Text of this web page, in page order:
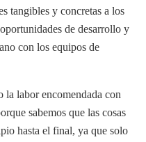
tangibles y concretas a los
de desarrollo y
con los equipos de
la labor encomendada con
sabemos que las cosas
hasta el final, ya que solo